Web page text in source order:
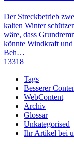
Der Streckbetrieb
kalten Winter
wäre, dass
könnte Windkraft
Beh…
13318
Tags
Besserer
WebContent
Archiv
Glossar
Unkategorised
Ihr Artikel bei